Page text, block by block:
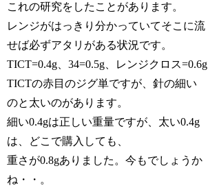
これの研究をしたことがあります。
レンジがはっきり分かっていてそこに流
せば必ずアタリがある状況です。
TICT=0.4g、34=0.5g、レンジクロス=0.6g
TICTの赤目のジグ単ですが、針の細い
のと太いのがあります。
細い0.4gは正しい重量ですが、太い0.4g
は、どこで購入しても、
重さが0.8gありました。今もでしょうか
ね・・。